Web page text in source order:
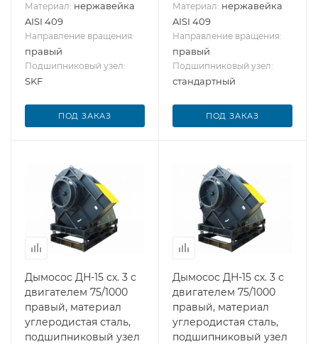
Материал: нержавейка
AISI 409
Направление вращения:
правый
Подшипниковый узел:
SKF
ПОД ЗАКАЗ
Материал: нержавейка
AISI 409
Направление вращения:
правый
Подшипниковый узел:
стандартный
ПОД ЗАКАЗ
Дымосос ДН-15 сх. 3 с
двигателем 75/1000
правый, материал
углеродистая сталь,
подшипниковый узел
Дымосос ДН-15 сх. 3 с
двигателем 75/1000
правый, материал
углеродистая сталь,
подшипниковый узел